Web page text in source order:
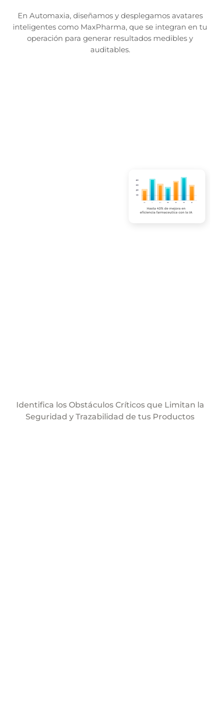
En Automaxia, diseñamos y desplegamos avatares
inteligentes como MaxPharma, que se integran en tu
operación para generar resultados medibles y
auditables.
Identifica los Obstáculos Críticos que Limitan la
Seguridad y Trazabilidad de tus Productos